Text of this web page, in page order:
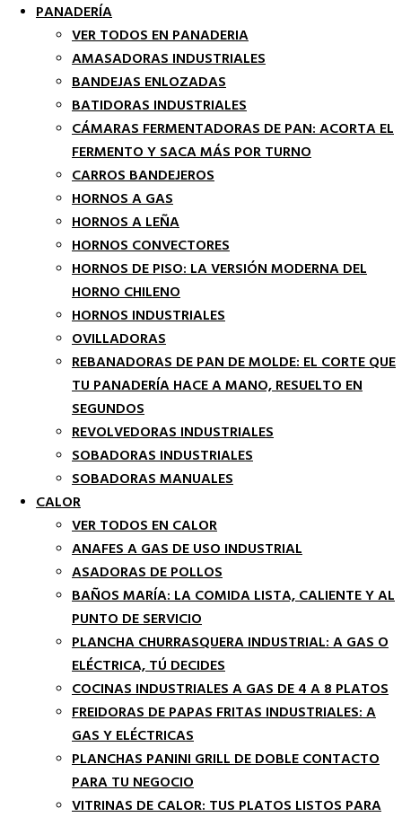
PANADERÍA
VER TODOS EN PANADERIA
AMASADORAS INDUSTRIALES
BANDEJAS ENLOZADAS
BATIDORAS INDUSTRIALES
CÁMARAS FERMENTADORAS DE PAN: ACORTA EL
FERMENTO Y SACA MÁS POR TURNO
CARROS BANDEJEROS
HORNOS A GAS
HORNOS A LEÑA
HORNOS CONVECTORES
HORNOS DE PISO: LA VERSIÓN MODERNA DEL
HORNO CHILENO
HORNOS INDUSTRIALES
OVILLADORAS
REBANADORAS DE PAN DE MOLDE: EL CORTE QUE
TU PANADERÍA HACE A MANO, RESUELTO EN
SEGUNDOS
REVOLVEDORAS INDUSTRIALES
SOBADORAS INDUSTRIALES
SOBADORAS MANUALES
CALOR
VER TODOS EN CALOR
ANAFES A GAS DE USO INDUSTRIAL
ASADORAS DE POLLOS
BAÑOS MARÍA: LA COMIDA LISTA, CALIENTE Y AL
PUNTO DE SERVICIO
PLANCHA CHURRASQUERA INDUSTRIAL: A GAS O
ELÉCTRICA, TÚ DECIDES
COCINAS INDUSTRIALES A GAS DE 4 A 8 PLATOS
FREIDORAS DE PAPAS FRITAS INDUSTRIALES: A
GAS Y ELÉCTRICAS
PLANCHAS PANINI GRILL DE DOBLE CONTACTO
PARA TU NEGOCIO
VITRINAS DE CALOR: TUS PLATOS LISTOS PARA